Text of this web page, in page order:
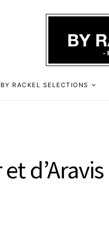
BY RACKEL SELECTIONS
d’Aravis